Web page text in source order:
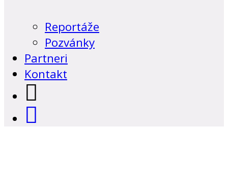
Reportáže
Pozvánky
Partneri
Kontakt